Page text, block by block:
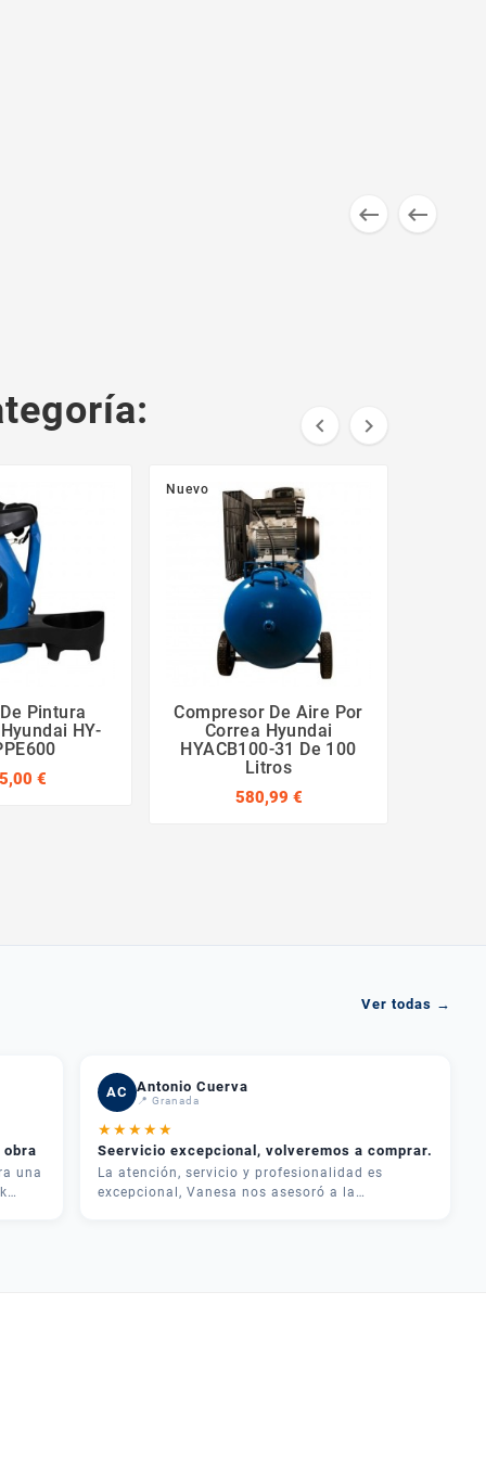
 
 
Pintura
HY-
€
Nuevo
Compresor De Aire Por
Correa Hyundai
HYACB100-31 De 100
Litros
580,99 €
Ver todas →
obra
una
AC Antonio Cuerva
📍 Granada
★★★★★
Seervicio excepcional, volveremos a comprar.
La atención, servicio y profesionalidad es
excepcional, Vanesa nos asesoró a la